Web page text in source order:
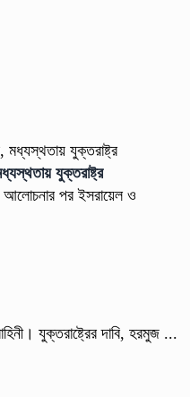
যুক্তরাষ্ট্র
আলোচনার পর ইসরায়েল ও
যুক্তরাষ্ট্রের দাবি, হরমুজ ...